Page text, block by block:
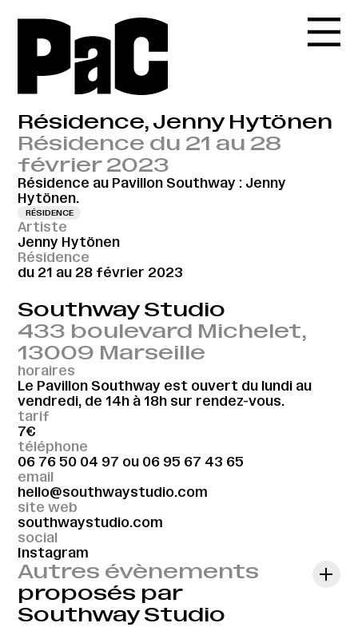
Résidence, Jenny Hytönen
Résidence du 21 au 28
février 2023
Résidence au Pavillon Southway : Jenny
Hytönen.
RÉSIDENCE
Artiste
Jenny Hytönen
Résidence
du 21 au 28 février 2023
Southway Studio
433 boulevard Michelet,
13009 Marseille
horaires
Le Pavillon Southway est ouvert du lundi au
vendredi, de 14h à 18h sur rendez-vous.
tarif
7€
téléphone
06 76 50 04 97 ou 06 95 67 43 65
email
hello@southwaystudio.com
site web
southwaystudio.com
social
Instagram
Autres évènements
proposés par
Southway Studio